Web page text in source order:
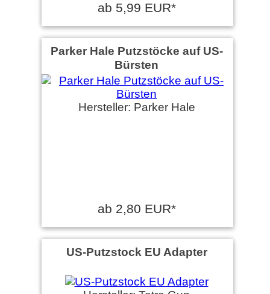
ab 5,99 EUR*
Parker Hale Putzstöcke auf US-
Bürsten
Hersteller: Parker Hale
ab 2,80 EUR*
US-Putzstock EU Adapter